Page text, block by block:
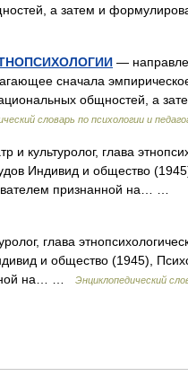
а затем и
—
сначала
общностей, а
словарь по психологии и
культуролог, глава
Индивид и общество
признанной на… …
глава
и общество (1945),
на… …
Энциклопедический